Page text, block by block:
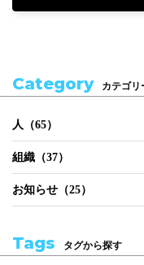
Category カテゴリ
人（65）
組織（37）
お知らせ（25）
Tags タグから探す